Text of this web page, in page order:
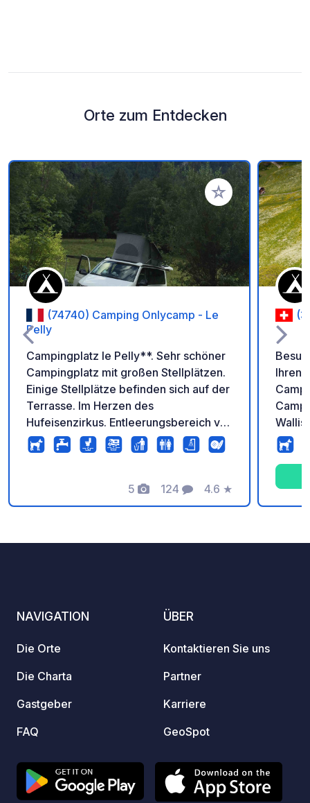
Orte zum Entdecken
Zu Ihren Favoriten
(74740) Camping Onlycamp - Le
Pelly
Campingplatz le Pelly**. Sehr schöner
Campingplatz mit großen Stellplätzen.
Einige Stellplätze befinden sich auf der
Terrasse. Im Herzen des
Hufeisenzirkus. Entleerungsbereich vor
Ort. Brot und Gebäck werden jeden
Morgen vor Ort gebacken. Fordern Sie
um freien Zugang zum Campingplatz
zu erhalten.
5
Fotos
124
Kommentare
4.6
Bewertung
★
Ihren
auf
NAVIGATION
Die Orte
Die Charta
Gastgeber
FAQ
ÜBER
Kontaktieren Sie uns
Partner
Karriere
GeoSpot